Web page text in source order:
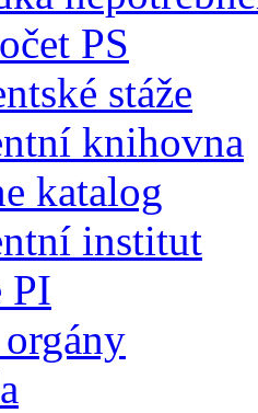
PS
stáže
knihovna
katalog
institut
PI